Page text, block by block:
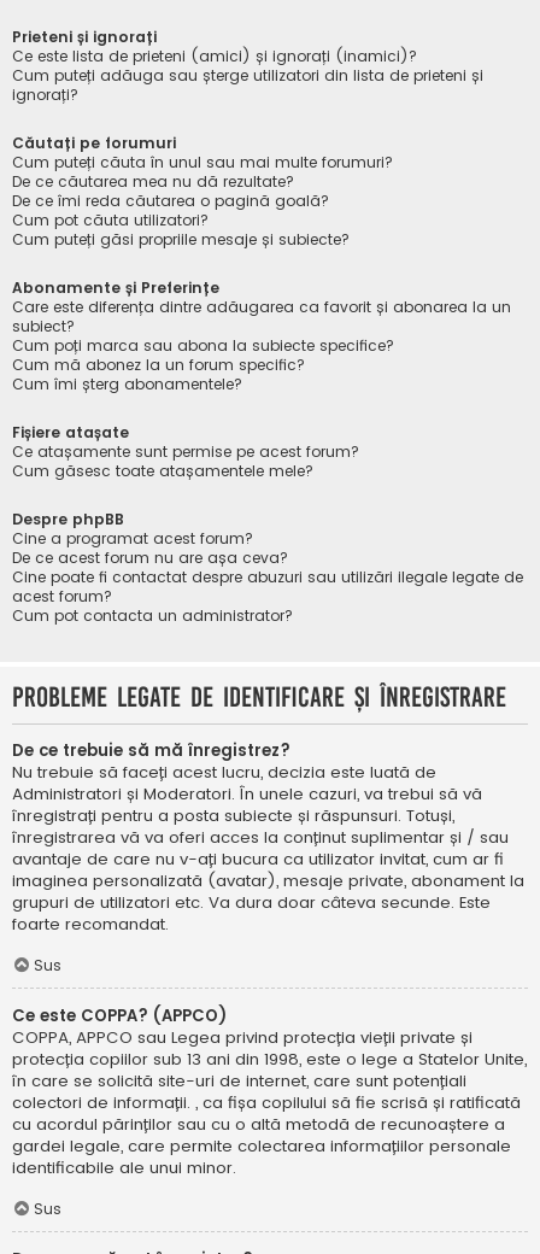
Prieteni și ignorați
Ce este lista de prieteni (amici) și ignorați (inamici)?
Cum puteți adăuga sau șterge utilizatori din lista de prieteni și
ignorați?
Căutați pe forumuri
Cum puteți căuta în unul sau mai multe forumuri?
De ce căutarea mea nu dă rezultate?
De ce îmi reda căutarea o pagină goală?
Cum pot căuta utilizatori?
Cum puteți găsi propriile mesaje și subiecte?
Abonamente și Preferințe
Care este diferența dintre adăugarea ca favorit și abonarea la un
subiect?
Cum poți marca sau abona la subiecte specifice?
Cum mă abonez la un forum specific?
Cum îmi șterg abonamentele?
Fișiere atașate
Ce atașamente sunt permise pe acest forum?
Cum găsesc toate atașamentele mele?
Despre phpBB
Cine a programat acest forum?
De ce acest forum nu are așa ceva?
Cine poate fi contactat despre abuzuri sau utilizări ilegale legate de
acest forum?
Cum pot contacta un administrator?
Probleme legate de identificare și înregistrare
De ce trebuie să mă înregistrez?
Nu trebuie să faceți acest lucru, decizia este luată de
Administratori și Moderatori. În unele cazuri, va trebui să vă
înregistrați pentru a posta subiecte și răspunsuri. Totuși,
înregistrarea vă va oferi acces la conținut suplimentar și / sau
avantaje de care nu v-ați bucura ca utilizator invitat, cum ar fi
imaginea personalizată (avatar), mesaje private, abonament la
grupuri de utilizatori etc. Va dura doar câteva secunde. Este
foarte recomandat.
Sus
Ce este COPPA? (APPCO)
COPPA, APPCO sau Legea privind protecția vieții private și
protecția copiilor sub 13 ani din 1998, este o lege a Statelor Unite,
în care se solicită site-uri de internet, care sunt potențiali
colectori de informații. , ca fișa copilului să fie scrisă și ratificată
cu acordul părinților sau cu o altă metodă de recunoaștere a
gardei legale, care permite colectarea informațiilor personale
identificabile ale unui minor.
Sus